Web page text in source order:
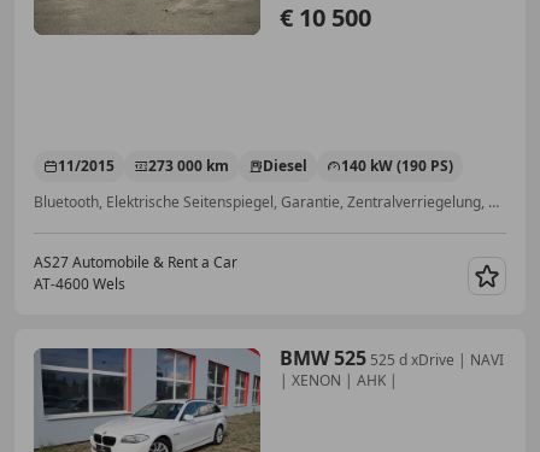
€ 10 500
11/2015 273 000 km Diesel
140 kW (190 PS)
Bluetooth, Elektrische Seitenspiegel, Garantie, Zentralverriegelung, Alufelgen, Sitzheizung, Bordcomputer, Alarmanlage
AS27 Automobile & Rent a Car
AT-4600 Wels
BMW 525 525 d xDrive | NAVI
| XENON | AHK |